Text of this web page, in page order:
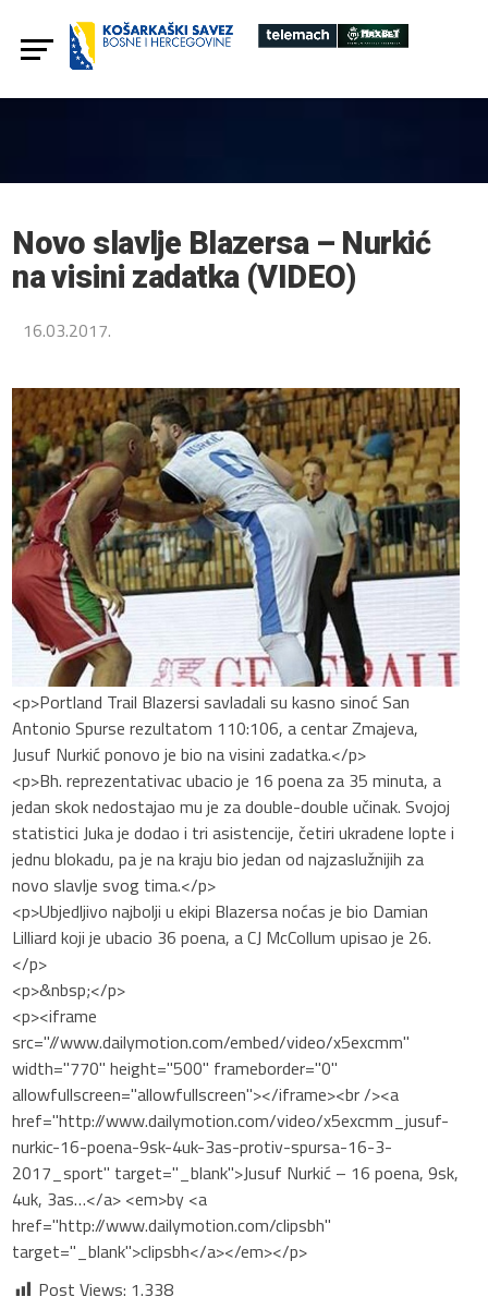
Novo slavlje Blazersa – Nurkić
na visini zadatka (VIDEO)
16.03.2017.
<p>Portland Trail Blazersi savladali su kasno sinoć San
Antonio Spurse rezultatom 110:106, a centar Zmajeva,
Jusuf Nurkić ponovo je bio na visini zadatka.</p>
<p>Bh. reprezentativac ubacio je 16 poena za 35 minuta, a
jedan skok nedostajao mu je za double-double učinak. Svojoj
statistici Juka je dodao i tri asistencije, četiri ukradene lopte i
jednu blokadu, pa je na kraju bio jedan od najzaslužnijih za
novo slavlje svog tima.</p>
<p>Ubjedljivo najbolji u ekipi Blazersa noćas je bio Damian
Lilliard koji je ubacio 36 poena, a CJ McCollum upisao je 26.
</p>
<p>&nbsp;</p>
<p><iframe
src="//www.dailymotion.com/embed/video/x5excmm"
width="770" height="500" frameborder="0"
allowfullscreen="allowfullscreen"></iframe><br /><a
href="http://www.dailymotion.com/video/x5excmm_jusuf-
nurkic-16-poena-9sk-4uk-3as-protiv-spursa-16-3-
2017_sport" target="_blank">Jusuf Nurkić – 16 poena, 9sk,
4uk, 3as…</a> <em>by <a
href="http://www.dailymotion.com/clipsbh"
target="_blank">clipsbh</a></em></p>
Post Views: 1.338